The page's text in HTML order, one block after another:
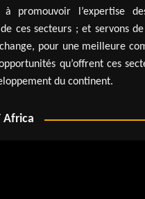
à promouvoir l’expertise
ces secteurs ; et servons
pour une meilleure
qu’offrent ces
du continent.
Africa